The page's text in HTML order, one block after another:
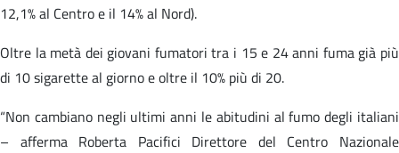
12,1% al Centro e il 14% al Nord).
Oltre la metà dei giovani fumatori tra i 15 e 24 anni fuma già più
di 10 sigarette al giorno e oltre il 10% più di 20.
“Non cambiano negli ultimi anni le abitudini al fumo degli italiani
– afferma Roberta Pacifici Direttore del Centro Nazionale